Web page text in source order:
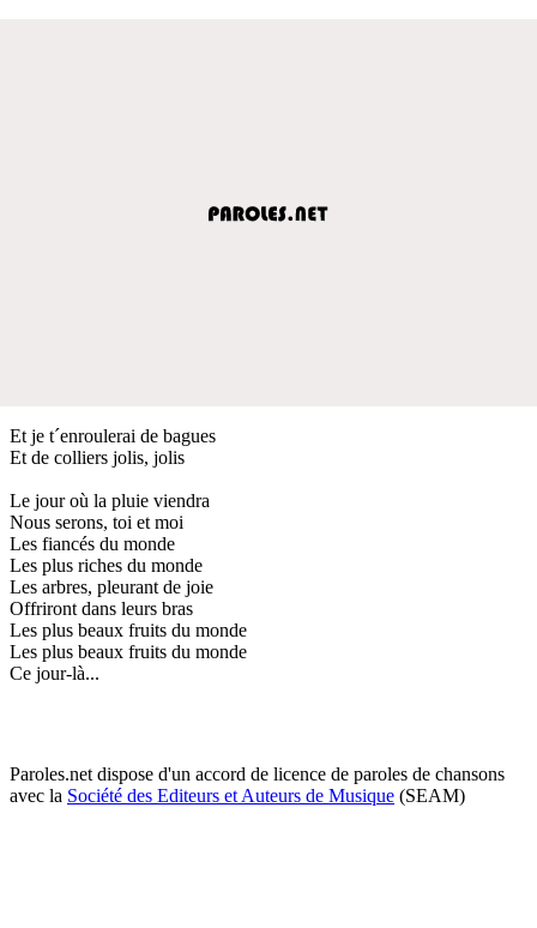
Et je t´enroulerai de bagues
Et de colliers jolis, jolis
Le jour où la pluie viendra
Nous serons, toi et moi
Les fiancés du monde
Les plus riches du monde
Les arbres, pleurant de joie
Offriront dans leurs bras
Les plus beaux fruits du monde
Les plus beaux fruits du monde
Ce jour-là...
Paroles.net dispose d'un accord de licence de paroles de chansons
avec la Société des Editeurs et Auteurs de Musique (SEAM)